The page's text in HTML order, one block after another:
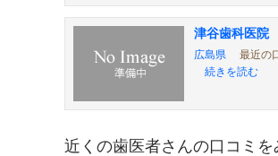
津谷歯科医院
広島県 最近の
続きを読む
近くの歯医者さんの口コミを